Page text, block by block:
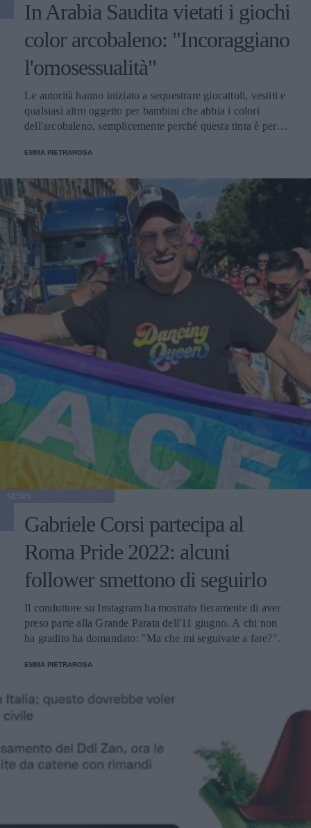
In Arabia Saudita vietati i giochi
color arcobaleno: "Incoraggiano
l'omosessualità"
Le autorità hanno iniziato a sequestrare giocattoli, vestiti e
qualsiasi altro oggetto per bambini che abbia i colori
dell'arcobaleno, semplicemente perché questa tinta è per il
nello Stato è severamente vietata.
EMMA PIETRAROSA
Gabriele Corsi partecipa al
Roma Pride 2022: alcuni
follower smettono di seguirlo
Il conduttore su Instagram ha mostrato fieramente di aver
preso parte alla Grande Parata dell'11 giugno. A chi non
ha gradito ha domandato: "Ma che mi seguivate a fare?".
EMMA PIETRAROSA